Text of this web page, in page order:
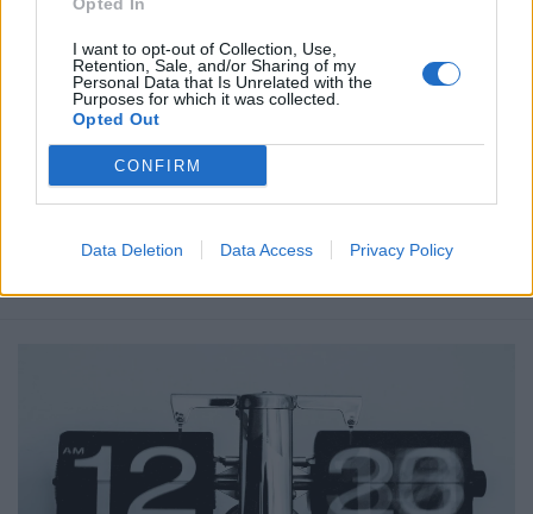
I want to opt-out of Collection, Use,
Retention, Sale, and/or Sharing of my
Personal Data that Is Unrelated with the
Purposes for which it was collected.
Opted Out
CONFIRM
Data Deletion Data Access Privacy Policy
Ετικέτες :Βρετανία ,Ικαρία,Μετρό,Νάξος ,Νησιά ,Σίφνος
Σκόπελος,Ταξιδιώτες,Τουρισμός.
Δείτε επίσης